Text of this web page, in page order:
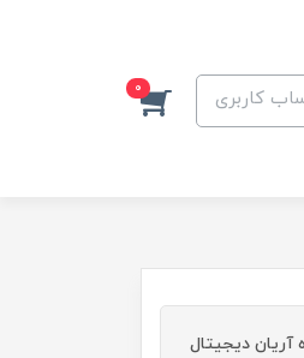
کاربری 0
آریان دیجیتال